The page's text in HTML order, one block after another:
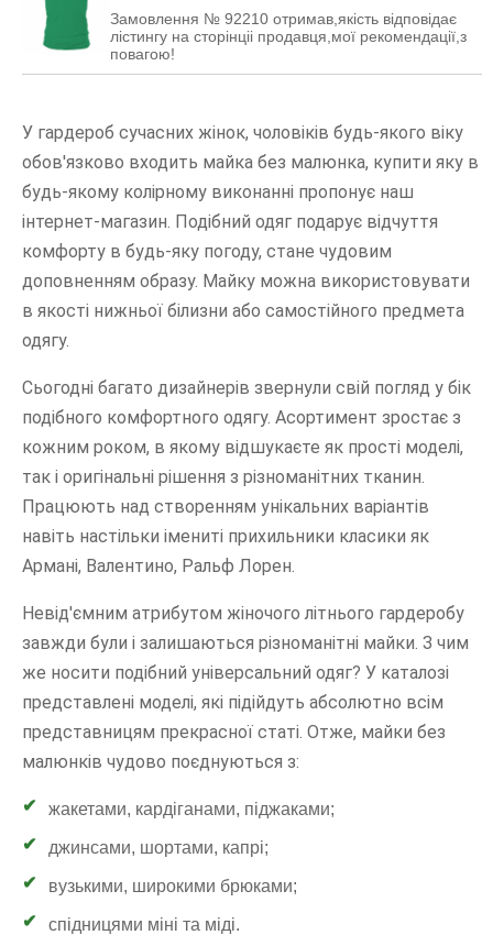
Замовлення № 92210 oтримав,якість відповідає
лістингу на сторінціi продавця,мoї рекомендації,з
повагою!
У гардероб сучасних жінок, чоловіків будь-якого віку
обов'язково входить майка без малюнка, купити яку в
будь-якому колірному виконанні пропонує наш
інтернет-магазин. Подібний одяг подарує відчуття
комфорту в будь-яку погоду, стане чудовим
доповненням образу. Майку можна використовувати
в якості нижньої білизни або самостійного предмета
одягу.
Сьогодні багато дизайнерів звернули свій погляд у бік
подібного комфортного одягу. Асортимент зростає з
кожним роком, в якому відшукаєте як прості моделі,
так і оригінальні рішення з різноманітних тканин.
Працюють над створенням унікальних варіантів
навіть настільки імениті прихильники класики як
Армані, Валентино, Ральф Лорен.
Невід'ємним атрибутом жіночого літнього гардеробу
завжди були і залишаються різноманітні майки. З чим
же носити подібний універсальний одяг? У каталозі
представлені моделі, які підійдуть абсолютно всім
представницям прекрасної статі. Отже, майки без
малюнків чудово поєднуються з:
жакетами, кардіганами, піджаками;
джинсами, шортами, капрі;
вузькими, широкими брюками;
спідницями міні та міді.